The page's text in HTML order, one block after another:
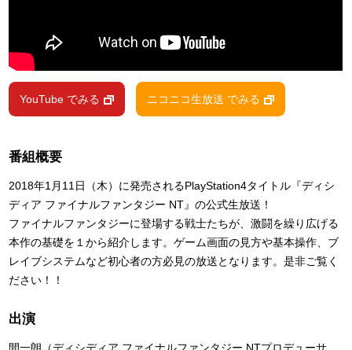
YouTube でみる ニコニコ生放送 でみる
番組概要
2018年1月11日（木）に発売されるPlayStation4タイトル『ディシ
ディア ファイナルファンタジー NT』の公式生放送！
ファイナルファンタジーに登場する戦士たちが、激闘を繰り広げる
本作の基礎を１から紹介します。ゲーム画面の見方や基本操作、ブ
レイブシステムなど初心者の方必見の放送となります。是非ご覧く
ださい！！
出演
間一朗（ディシディア ファイナルファンタジー NTプロデューサ